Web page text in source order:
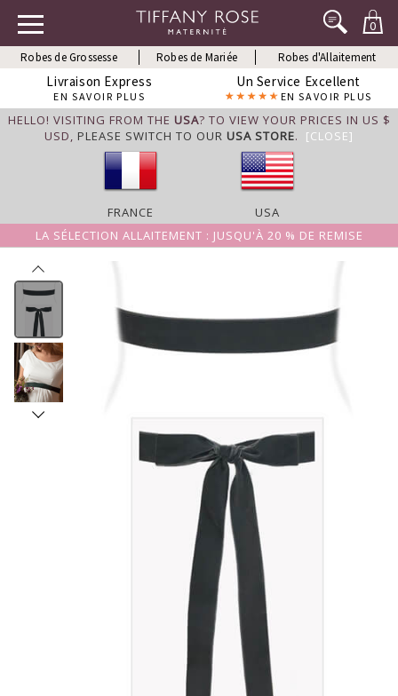
0
Robes de Grossesse Robes de Mariée Robes d'Allaitement
Livraison Express
EN SAVOIR PLUS
Un Service Excellent
EN SAVOIR PLUS
HELLO! VISITING FROM THE USA? TO VIEW YOUR PRICES IN US $
USD, PLEASE SWITCH TO OUR USA STORE. [CLOSE]
FRANCE
USA
LA SÉLECTION ALLAITEMENT : JUSQU'À 20 % DE REMISE